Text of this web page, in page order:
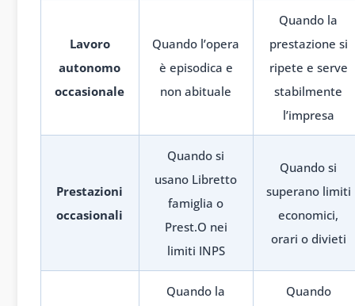
Lavoro
autonomo
occasionale
Quando l’opera
è episodica e
non abituale
Quando la
prestazione si
ripete e serve
stabilmente
l’impresa
Prestazioni
occasionali
Quando si
usano Libretto
famiglia o
Prest.O nei
limiti INPS
Quando si
superano limiti
economici,
orari o divieti
Quando la
Quando